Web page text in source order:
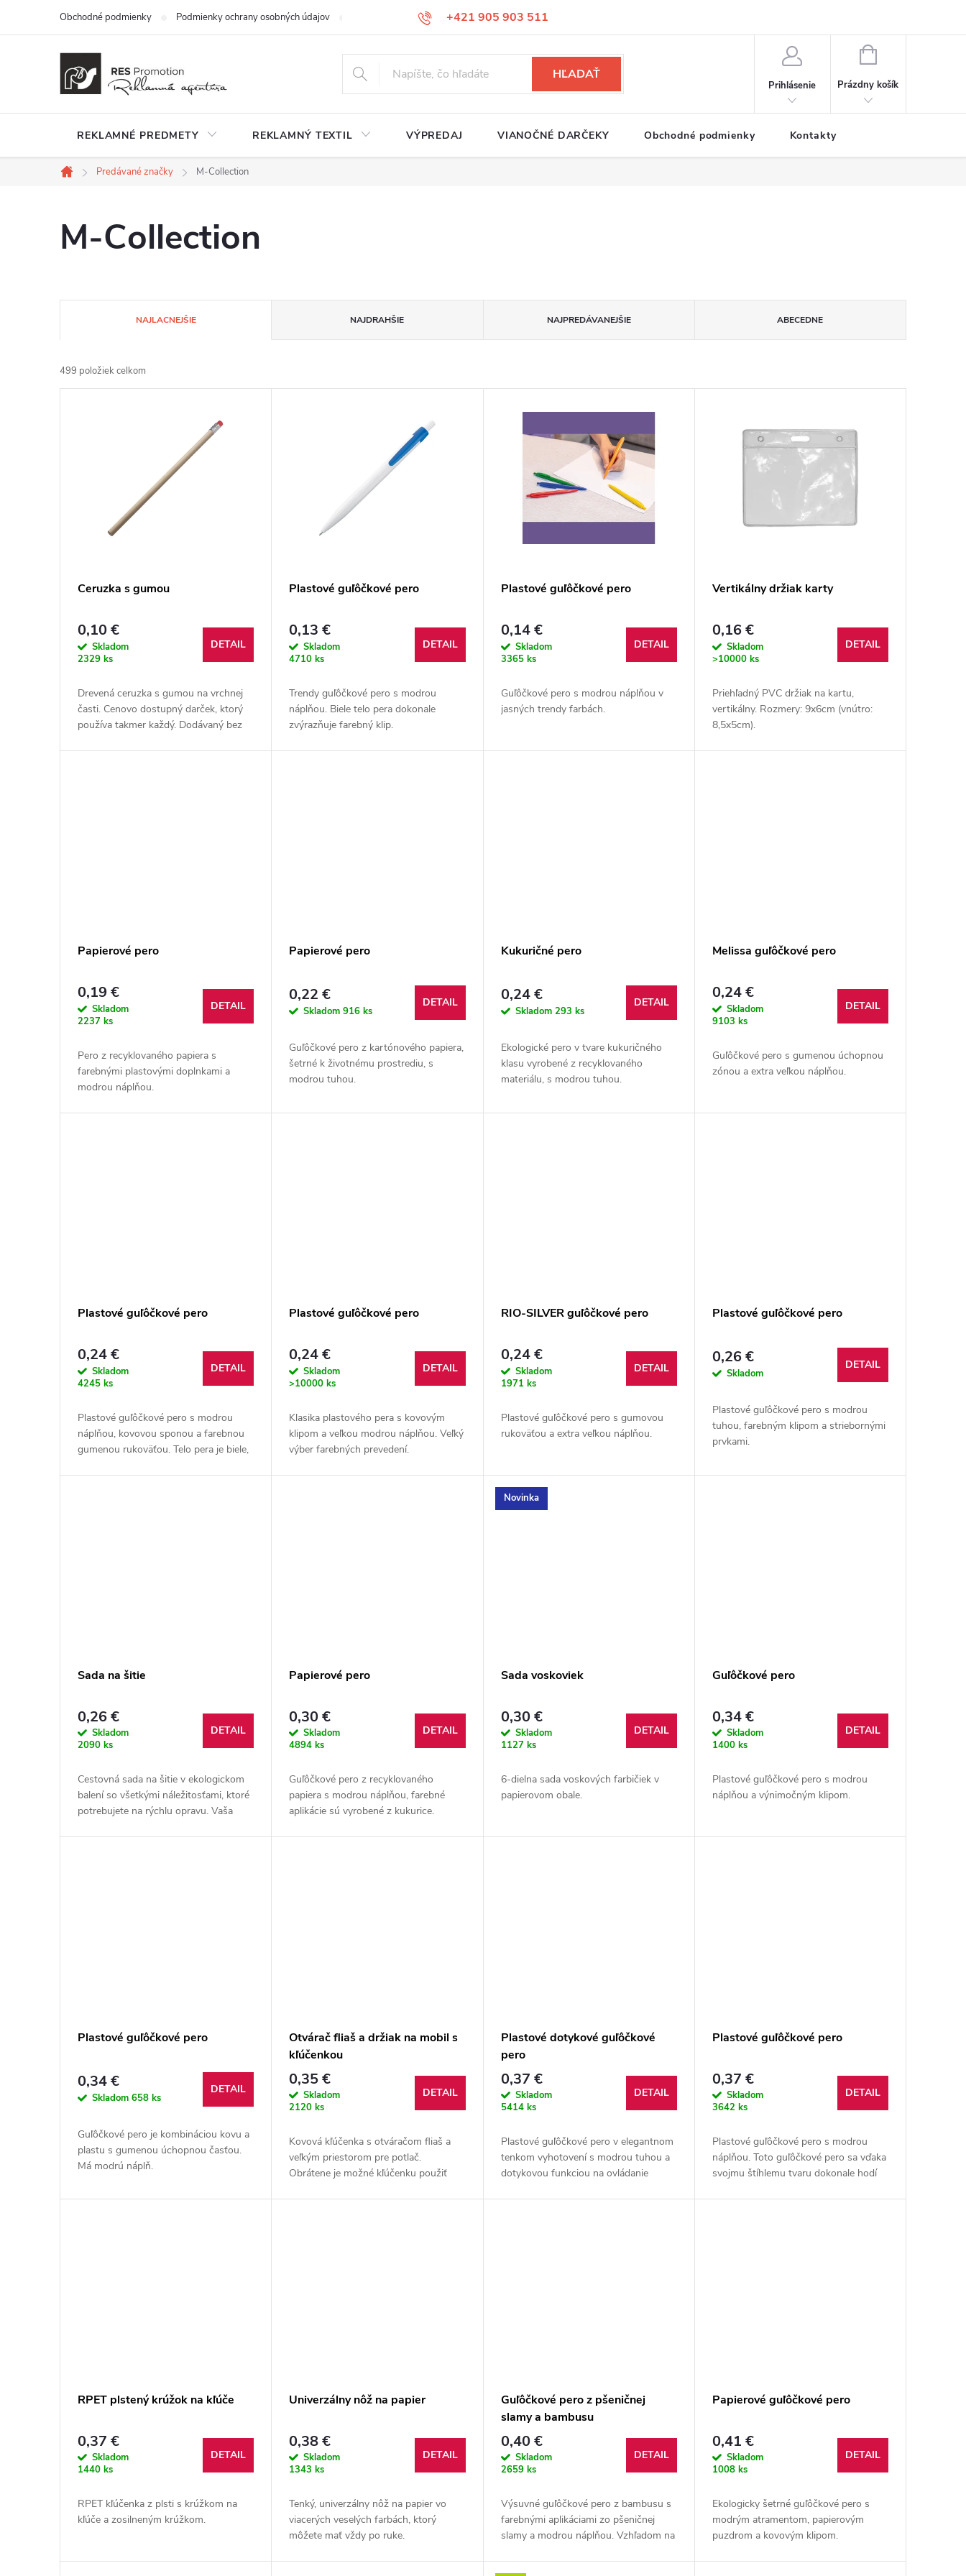
+421 905 903 511
Obchodné podmienky Podmienky ochrany osobných údajov Reklamačný poriadok Služby Kontakty
HĽADAŤ
Prihlásenie
NÁKUPNÝ
Prázdny košík
REKLAMNÉ PREDMETY REKLAMNÝ TEXTIL VÝPREDAJ VIANOČNÉ DARČEKY Obchodné podmienky Kontakty
Domov
Predávané značky M-Collection
M-Collection
a
d
k
NAJLACNEJŠIE NAJDRAHŠIE NAJPREDÁVANEJŠIE ABECEDNE
499 položiek celkom
k
Ceruzka s gumou
0,10 €
Skladom
2329 ks
DETAIL
Drevená ceruzka s gumou na vrchnej
časti. Cenovo dostupný darček, ktorý
používa takmer každý. Dodávaný bez
Plastové guľôčkové pero
0,13 €
Skladom
4710 ks
DETAIL
Trendy guľôčkové pero s modrou
náplňou. Biele telo pera dokonale
zvýrazňuje farebný klip.
Plastové guľôčkové pero
0,14 €
Skladom
3365 ks
DETAIL
Guľôčkové pero s modrou náplňou v
jasných trendy farbách.
Vertikálny držiak karty
0,16 €
Skladom
>10000 ks
DETAIL
Priehľadný PVC držiak na kartu,
vertikálny. Rozmery: 9x6cm (vnútro:
8,5x5cm).
Papierové pero
0,19 €
Skladom
2237 ks
DETAIL
Pero z recyklovaného papiera s
farebnými plastovými doplnkami a
modrou náplňou.
Papierové pero
0,22 €
Skladom916 ks
DETAIL
Guľôčkové pero z kartónového papiera,
šetrné k životnému prostrediu, s
modrou tuhou.
Kukuričné pero
0,24 €
Skladom 293 ks
DETAIL
Ekologické pero v tvare kukuričného
klasu vyrobené z recyklovaného
materiálu, s modrou tuhou.
Melissa guľôčkové pero
0,24 €
Skladom
9103 ks
DETAIL
Guľôčkové pero s gumenou úchopnou
zónou a extra veľkou náplňou.
Plastové guľôčkové pero
0,24 €
Skladom
4245 ks
DETAIL
Plastové guľôčkové pero s modrou
náplňou, kovovou sponou a farebnou
gumenou rukoväťou. Telo pera je biele,
Plastové guľôčkové pero
0,24 €
Skladom
>10000 ks
DETAIL
Klasika plastového pera s kovovým
klipom a veľkou modrou náplňou. Veľký
výber farebných prevedení.
RIO-SILVER guľôčkové pero
0,24 €
Skladom
1971 ks
DETAIL
Plastové guľôčkové pero s gumovou
rukoväťou a extra veľkou náplňou.
Plastové guľôčkové pero
0,26 €
Skladom
DETAIL
Plastové guľôčkové pero s modrou
tuhou, farebným klipom a striebornými
prvkami.
Sada na šitie
0,26 €
Skladom
2090 ks
DETAIL
Cestovná sada na šitie v ekologickom
balení so všetkými náležitosťami, ktoré
potrebujete na rýchlu opravu. Vaša
Papierové pero
0,30 €
Skladom
4894 ks
DETAIL
Guľôčkové pero z recyklovaného
papiera s modrou náplňou, farebné
aplikácie sú vyrobené z kukurice.
Novinka
Sada voskoviek
0,30 €
Skladom
1127 ks
DETAIL
6-dielna sada voskových farbičiek v
papierovom obale.
Guľôčkové pero
0,34 €
Skladom
1400 ks
DETAIL
Plastové guľôčkové pero s modrou
náplňou a výnimočným klipom.
Plastové guľôčkové pero
0,34 €
Skladom 658 ks
DETAIL
Guľôčkové pero je kombináciou kovu a
plastu s gumenou úchopnou časťou.
Má modrú náplň.
Otvárač fliaš a držiak na mobil s
kľúčenkou
0,35 €
Skladom
2120 ks
DETAIL
Kovová kľúčenka s otváračom fliaš a
veľkým priestorom pre potlač.
Obrátene je možné kľúčenku použiť
Plastové dotykové guľôčkové
pero
0,37 €
Skladom
5414 ks
DETAIL
Plastové guľôčkové pero v elegantnom
tenkom vyhotovení s modrou tuhou a
dotykovou funkciou na ovládanie
Plastové guľôčkové pero
0,37 €
Skladom
3642 ks
DETAIL
Plastové guľôčkové pero s modrou
náplňou. Toto guľôčkové pero sa vďaka
svojmu štíhlemu tvaru dokonale hodí
RPET plstený krúžok na kľúče
0,37 €
Skladom
1440 ks
DETAIL
RPET kľúčenka z plsti s krúžkom na
kľúče a zosilneným krúžkom.
Univerzálny nôž na papier
0,38 €
Skladom
1343 ks
DETAIL
Tenký, univerzálny nôž na papier vo
viacerých veselých farbách, ktorý
môžete mať vždy po ruke.
Guľôčkové pero z pšeničnej
slamy a bambusu
0,40 €
Skladom
2659 ks
DETAIL
Výsuvné guľôčkové pero z bambusu s
farebnými aplikáciami zo pšeničnej
slamy a modrou náplňou. Vzhľadom na
Papierové guľôčkové pero
0,41 €
Skladom
1008 ks
DETAIL
Ekologicky šetrné guľôčkové pero s
modrým atramentom, papierovým
puzdrom a kovovým klipom.